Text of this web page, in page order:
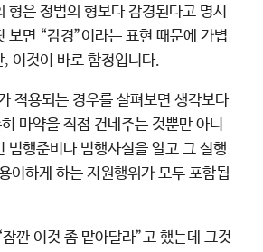
형은 정범의 형보다 감경된다고 명시
보면 “감경”이라는 표현 때문에 가볍
이것이 바로 함정입니다.
적용되는 경우를 살펴보면 생각보다
마약을 직접 건네주는 것뿐만 아니
범행준비나 범행사실을 알고 그 실행
이하게 하는 지원행위가 모두 포함됩
깐 이것 좀 맡아달라”고 했는데 그것